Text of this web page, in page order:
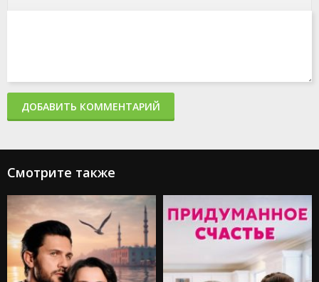
ДОБАВИТЬ КОММЕНТАРИЙ
Смотрите также